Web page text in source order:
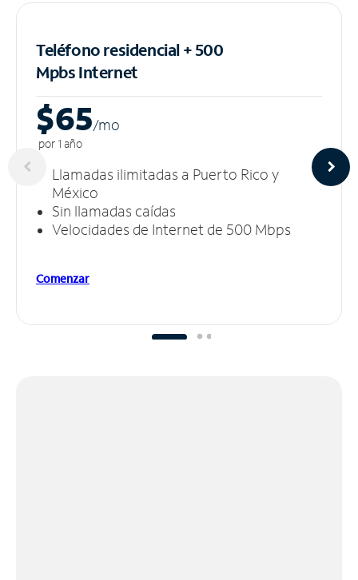
Teléfono residencial + 500
MpbsInternet
$65/mo
por 1 año
Llamadas ilimitadas a Puerto Rico y
México
Sin llamadas caídas
Velocidades de Internet de 500 Mbps
Comenzar